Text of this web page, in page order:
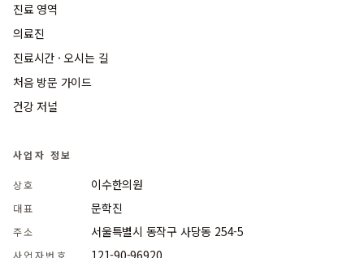
진료 영역
의료진
진료시간 · 오시는 길
처음 방문 가이드
건강 저널
사업자 정보
상호 이수한의원
대표 문학진
주소 서울특별시 동작구 사당동 254-5